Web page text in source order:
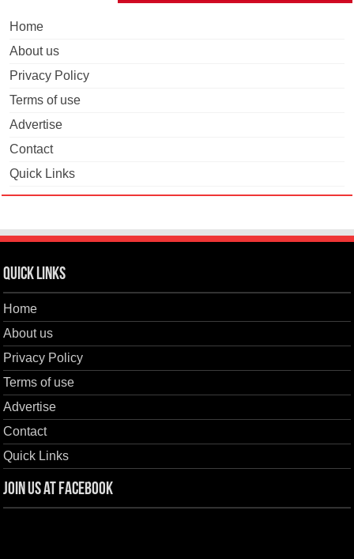
Home
About us
Privacy Policy
Terms of use
Advertise
Contact
Quick Links
Quick Links
Home
About us
Privacy Policy
Terms of use
Advertise
Contact
Quick Links
Join us at Facebook